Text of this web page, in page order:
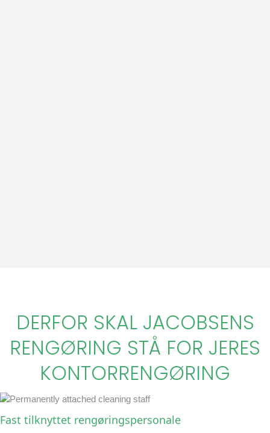
DERFOR SKAL JACOBSENS
RENGØRING STÅ FOR JERES
KONTORRENGØRING
Fast tilknyttet rengøringspersonale